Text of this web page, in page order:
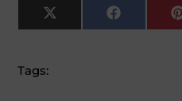
X
(Twitter)
Facebook
Tags: